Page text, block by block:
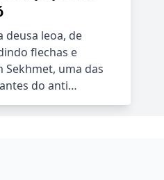
deusa leoa, de
flechas e
Sekhmet, uma das
do anti…